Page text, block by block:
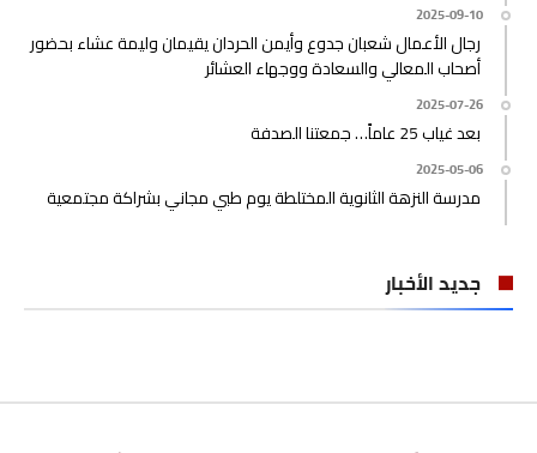
2025-09-10
رجال الأعمال شعبان جدوع وأيمن الحردان يقيمان وليمة عشاء بحضور
أصحاب المعالي والسعادة ووجهاء العشائر
2025-07-26
بعد غياب 25 عاماً… جمعتنا الصدفة
2025-05-06
مدرسة النزهة الثانوية المختلطة يوم طبي مجاني بشراكة مجتمعية
جديد الأخبار